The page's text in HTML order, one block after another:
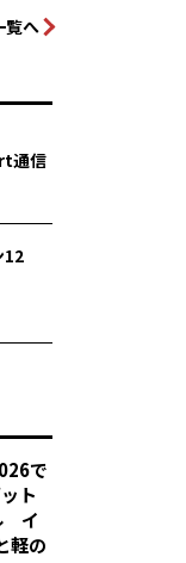
覧へ
通信
12
で
ト
イ
軽の